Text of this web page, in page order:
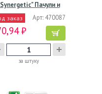
Пачули и
ароматный…
заказ Арт: 470087
₽
за штуку